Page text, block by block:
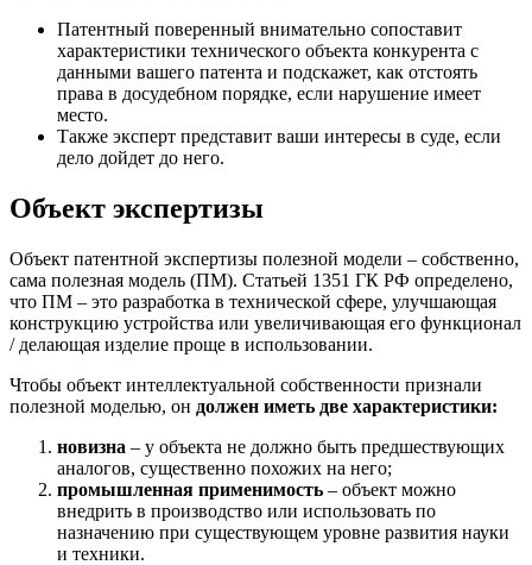
Патентный поверенный внимательно сопоставит
характеристики технического объекта конкурента с
данными вашего патента и подскажет, как отстоять
права в досудебном порядке, если нарушение имеет
место.
Также эксперт представит ваши интересы в суде, если
дело дойдет до него.
Объект экспертизы
Объект патентной экспертизы полезной модели – собственно,
сама полезная модель (ПМ). Статьей 1351 ГК РФ определено,
что ПМ – это разработка в технической сфере, улучшающая
конструкцию устройства или увеличивающая его функционал
/ делающая изделие проще в использовании.
Чтобы объект интеллектуальной собственности признали
полезной моделью, он должен иметь две характеристики:
новизна – у объекта не должно быть предшествующих
аналогов, существенно похожих на него;
промышленная применимость – объект можно
внедрить в производство или использовать по
назначению при существующем уровне развития науки
и техники.